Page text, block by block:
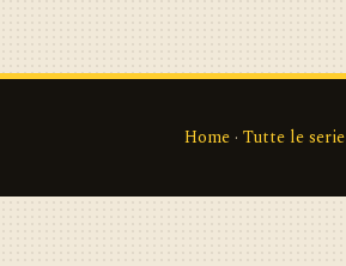
Home · Tutte le serie